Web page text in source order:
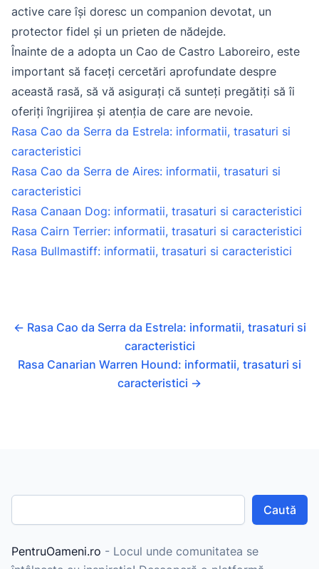
active care își doresc un companion devotat, un
protector fidel și un prieten de nădejde.
Înainte de a adopta un Cao de Castro Laboreiro, este
important să faceți cercetări aprofundate despre
această rasă, să vă asigurați că sunteți pregătiți să îi
oferiți îngrijirea și atenția de care are nevoie.
Rasa Cao da Serra da Estrela: informatii, trasaturi si
caracteristici
Rasa Cao da Serra de Aires: informatii, trasaturi si
caracteristici
Rasa Canaan Dog: informatii, trasaturi si caracteristici
Rasa Cairn Terrier: informatii, trasaturi si caracteristici
Rasa Bullmastiff: informatii, trasaturi si caracteristici
← Rasa Cao da Serra da Estrela: informatii, trasaturi si
caracteristici
Rasa Canarian Warren Hound: informatii, trasaturi si
caracteristici →
Caută
PentruOameni.ro - Locul unde comunitatea se